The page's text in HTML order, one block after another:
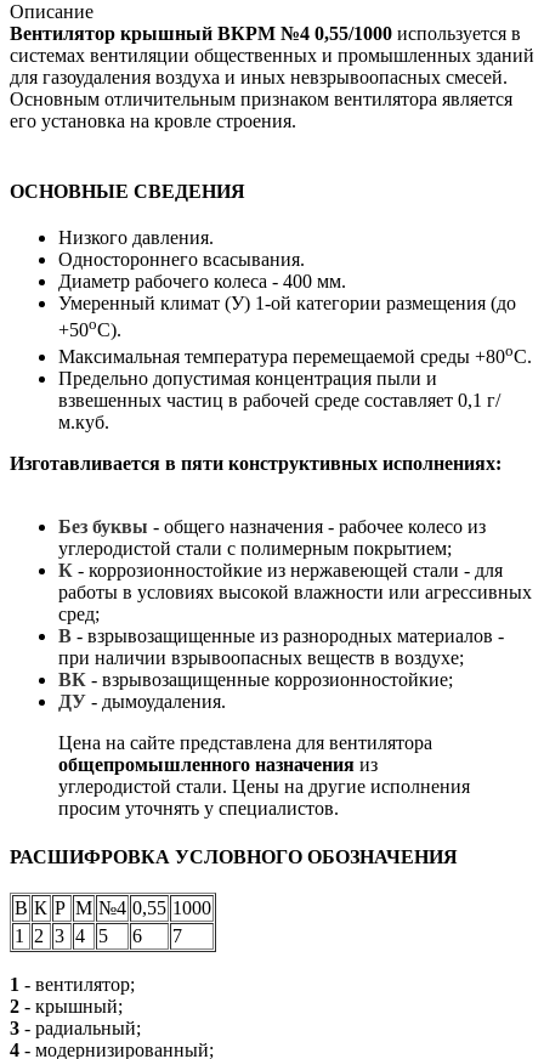
Описание
Вентилятор крышный ВКРМ №4 0,55/1000 используется в
системах вентиляции общественных и промышленных зданий
для газоудаления воздуха и иных невзрывоопасных смесей.
Основным отличительным признаком вентилятора является
его установка на кровле строения.
ОСНОВНЫЕ СВЕДЕНИЯ
Низкого давления.
Одностороннего всасывания.
Диаметр рабочего колеса - 400 мм.
Умеренный климат (У) 1-ой категории размещения (до
+50оС).
Максимальная температура перемещаемой среды +80оС.
Предельно допустимая концентрация пыли и
взвешенных частиц в рабочей среде составляет 0,1 г/
м.куб.
Изготавливается в пяти конструктивных исполнениях:
Без буквы - общего назначения - рабочее колесо из
углеродистой стали с полимерным покрытием;
К - коррозионностойкие из нержавеющей стали - для
работы в условиях высокой влажности или агрессивных
сред;
В - взрывозащищенные из разнородных материалов -
при наличии взрывоопасных веществ в воздухе;
ВК - взрывозащищенные коррозионностойкие;
ДУ - дымоудаления.
Цена на сайте представлена для вентилятора
общепромышленного назначения из
углеродистой стали. Цены на другие исполнения
просим уточнять у специалистов.
РАСШИФРОВКА УСЛОВНОГО ОБОЗНАЧЕНИЯ
В К Р М №4 0,55 1000
1
2 3 4 5 6 7
1 - вентилятор;
2 - крышный;
3 - радиальный;
4 - модернизированный;